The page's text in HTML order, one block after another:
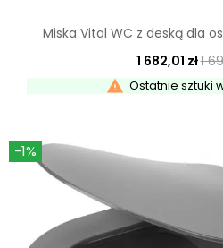
Miska Vital WC z deską dla
1 682,01 zł1
 Ostatnie sztuki
-1%